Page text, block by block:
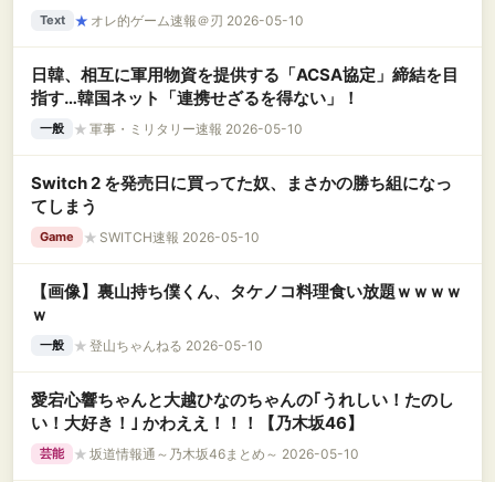
Text ★ オレ的ゲーム速報＠刃 2026-05-10
日韓、相互に軍用物資を提供する「ACSA協定」締結を目
指す…韓国ネット「連携せざるを得ない」！
一般 ★ 軍事・ミリタリー速報 2026-05-10
Switch 2 を発売日に買ってた奴、まさかの勝ち組になっ
てしまう
Game ★ SWITCH速報 2026-05-10
【画像】裏山持ち僕くん、タケノコ料理食い放題ｗｗｗｗ
ｗ
一般 ★ 登山ちゃんねる 2026-05-10
愛宕心響ちゃんと大越ひなのちゃんの｢うれしい！たのし
い！大好き！｣ かわええ！！！【乃木坂46】
芸能 ★ 坂道情報通～乃木坂46まとめ～ 2026-05-10